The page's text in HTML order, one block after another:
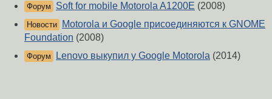
Форум Soft for mobile Motorola A1200E (2008)
Новости
Motorola и Google присоединяются к GNOME
Foundation (2008)
Форум Lenovo выкупил у Google Motorola (2014)